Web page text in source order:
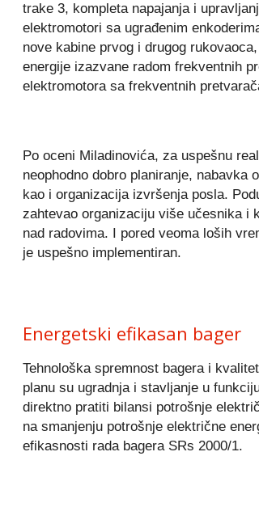
trake 3, kompleta napajanja i
elektromotori sa ugrađenim
nove kabine prvog i drugog
energije izazvane radom frekventnih
elektromotora sa frekventnih
Po oceni Miladinovića, za uspešnu
neophodno dobro planiranje, nabavka
kao i organizacija izvršenja posla.
zahtevao organizaciju više učesnika i
nad radovima. I pored veoma loših
je uspešno implementiran.
Energetski efikasan bager
Tehnološka spremnost bagera i
planu su ugradnja i stavljanje u
direktno pratiti bilansi potrošnje
na smanjenju potrošnje električne
efikasnosti rada bagera SRs 2000/1.